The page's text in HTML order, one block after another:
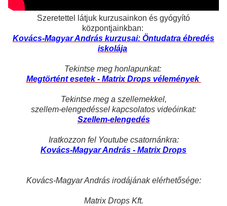
Szeretettel látjuk kurzusainkon és gyógyító
központjainkban:
Kovács-Magyar András kurzusai: Öntudatra ébredés
iskolája
Tekintse meg honlapunkat:
Megtörtént esetek - Matrix Drops vélemények
Tekintse meg a szellemekkel,
szellem-elengedéssel kapcsolatos videóinkat:
Szellem-elengedés
Iratkozzon fel Youtube csatornánkra:
Kovács-Magyar András - Matrix Drops
Kovács-Magyar András irodájának elérhetősége:
Matrix Drops Kft.